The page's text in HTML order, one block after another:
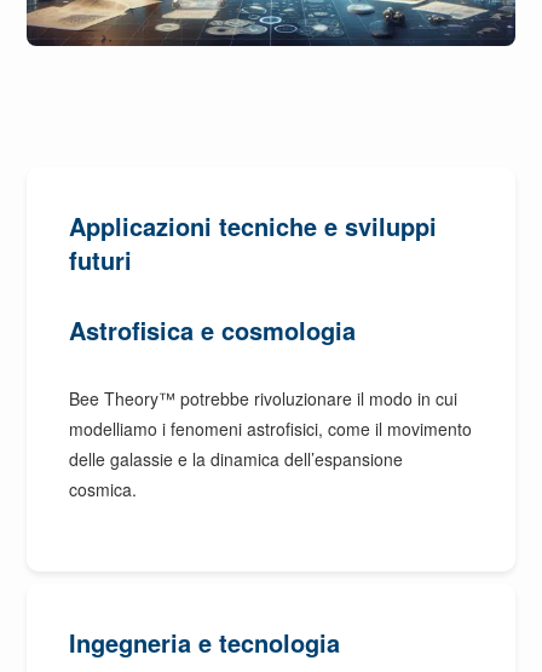
Applicazioni tecniche e sviluppi
futuri
Astrofisica e cosmologia
Bee Theory™ potrebbe rivoluzionare il modo in cui
modelliamo i fenomeni astrofisici, come il movimento
delle galassie e la dinamica dell’espansione
cosmica.
Ingegneria e tecnologia